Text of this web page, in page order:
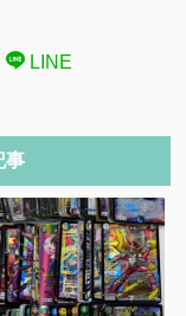
LINE
事